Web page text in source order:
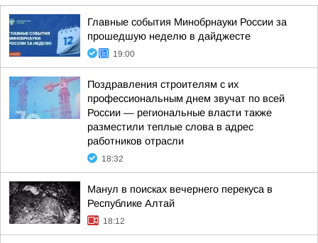
Главные события Минобрнауки России за
прошедшую неделю в дайджесте
19:00
Поздравления строителям с их
профессиональным днем звучат по всей
России — региональные власти также
разместили теплые слова в адрес
работников отрасли
18:32
Манул в поисках вечернего перекуса в
Республике Алтай
18:12